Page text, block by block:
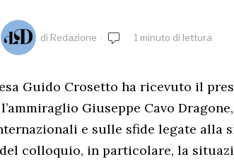
di Redazione 1 minuto di lettura
Guido Crosetto ha ricevuto il
Giuseppe Cavo
e sulle sfide legate alla
colloquio, in particolare, la